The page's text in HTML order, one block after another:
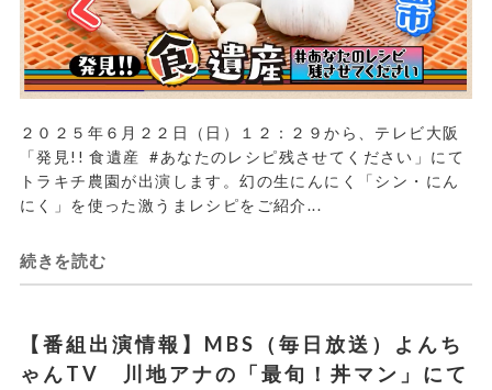
２０２５年６月２２日（日）１２：２９から、テレビ大阪
「発見!! 食遺産 #あなたのレシピ残させてください」にて
トラキチ農園が出演します。幻の生にんにく「シン・にん
にく」を使った激うまレシピをご紹介...
続きを読む
【番組出演情報】MBS（毎日放送）よんち
ゃんTV 川地アナの「最旬！丼マン」にて